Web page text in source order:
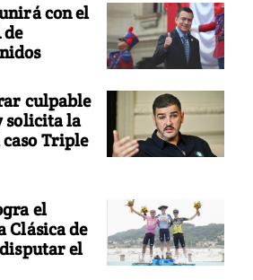
con el
culpable
solicita la
Triple
el
Clásica de
el